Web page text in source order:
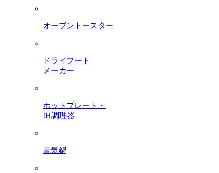
オーブントースター
ドライフード
メーカー
ホットプレート・
IH調理器
電気鍋